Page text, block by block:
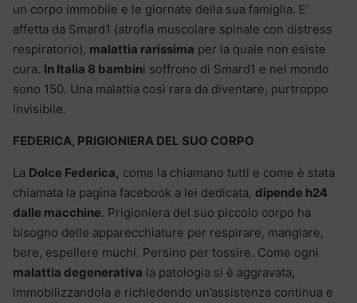
un corpo immobile e le giornate della sua famiglia. E’
affetta da Smard1 (atrofia muscolare spinale con distress
respiratorio), malattia rarissima per la quale non esiste
cura. In Italia 8 bambini soffrono di Smard1 e nel mondo
sono 150. Una malattia così rara da diventare, purtroppo
invisibile.
FEDERICA, PRIGIONIERA DEL SUO CORPO
La Dolce Federica, come la chiamano tutti e come è stata
chiamata la pagina facebook a lei dedicata, dipende h24
dalle macchine. Prigioniera del suo piccolo corpo ha
bisogno delle apparecchiature per respirare, mangiare,
bere, espellere muchi. Persino per tossire. Come ogni
malattia degenerativa la patologia si è aggravata,
immobilizzandola e richiedendo un’assistenza continua e